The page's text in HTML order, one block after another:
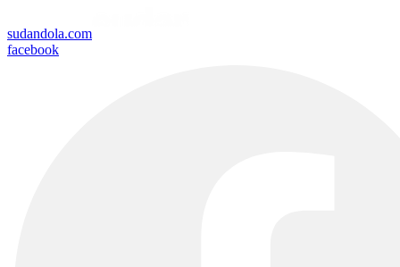
sudandola.com
facebook